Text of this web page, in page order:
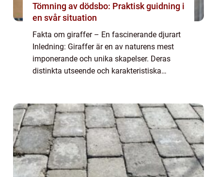
Tömning av dödsbo: Praktisk guidning i
en svår situation
Fakta om giraffer – En fascinerande djurart
Inledning: Giraffer är en av naturens mest
imponerande och unika skapelser. Deras
distinkta utseende och karakteristiska